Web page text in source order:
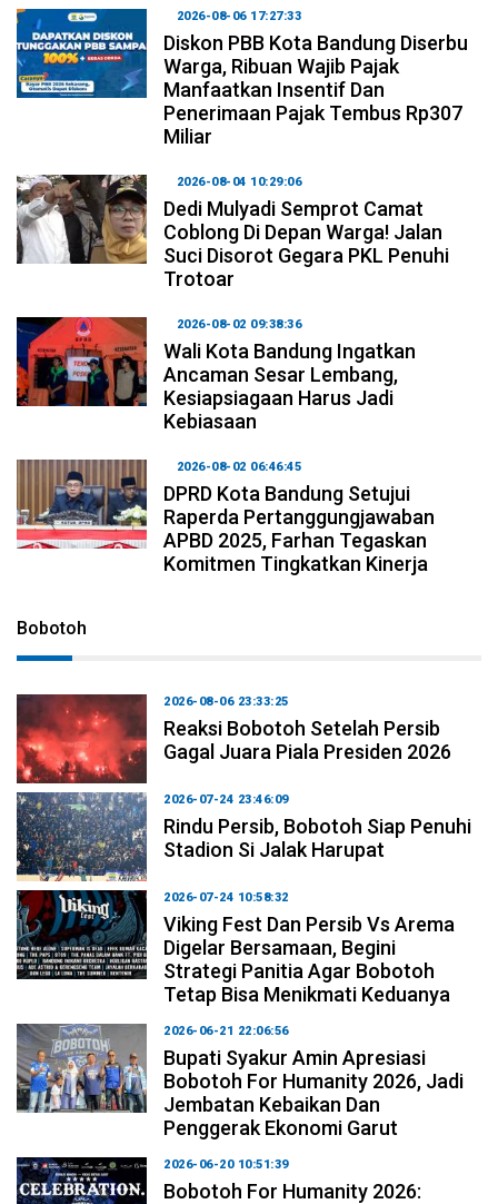
2026-08-06 17:27:33
Diskon PBB Kota Bandung Diserbu
Warga, Ribuan Wajib Pajak
Manfaatkan Insentif Dan
Penerimaan Pajak Tembus Rp307
Miliar
2026-08-04 10:29:06
Dedi Mulyadi Semprot Camat
Coblong Di Depan Warga! Jalan
Suci Disorot Gegara PKL Penuhi
Trotoar
2026-08-02 09:38:36
Wali Kota Bandung Ingatkan
Ancaman Sesar Lembang,
Kesiapsiagaan Harus Jadi
Kebiasaan
2026-08-02 06:46:45
DPRD Kota Bandung Setujui
Raperda Pertanggungjawaban
APBD 2025, Farhan Tegaskan
Komitmen Tingkatkan Kinerja
Bobotoh
2026-08-06 23:33:25
Reaksi Bobotoh Setelah Persib
Gagal Juara Piala Presiden 2026
2026-07-24 23:46:09
Rindu Persib, Bobotoh Siap Penuhi
Stadion Si Jalak Harupat
2026-07-24 10:58:32
Viking Fest Dan Persib Vs Arema
Digelar Bersamaan, Begini
Strategi Panitia Agar Bobotoh
Tetap Bisa Menikmati Keduanya
2026-06-21 22:06:56
Bupati Syakur Amin Apresiasi
Bobotoh For Humanity 2026, Jadi
Jembatan Kebaikan Dan
Penggerak Ekonomi Garut
2026-06-20 10:51:39
Bobotoh For Humanity 2026: